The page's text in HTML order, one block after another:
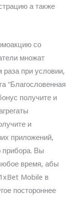
а также
со
множат
при условии,
“Благословенная
получите и
и
приложений,
прибора. Вы
время, абы
Mobile в
постороннее